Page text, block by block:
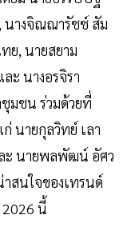
นางจิณณารัชช์ สัม
ย, นายสยาม
ะ นางอรจิรา
มชน ร่วมด้วยที่
นายกุลวิทย์ เลา
ะ นายพลพัฒน์ อัศว
สนใจของเทรนด์
นี้